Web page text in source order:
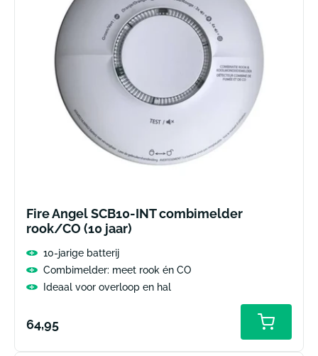
Fire Angel SCB10-INT combimelder
rook/CO (10 jaar)
10-jarige batterij
Combimelder: meet rook én CO
Ideaal voor overloop en hal
Normale
64,95